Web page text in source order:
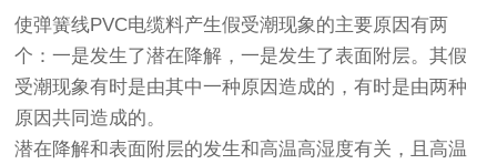
使弹簧线PVC电缆料产生假受潮现象的主要原因有两
个：一是发生了潜在降解，一是发生了表面附层。其假
受潮现象有时是由其中一种原因造成的，有时是由两种
原因共同造成的。
潜在降解和表面附层的发生和高温高湿度有关，且高温